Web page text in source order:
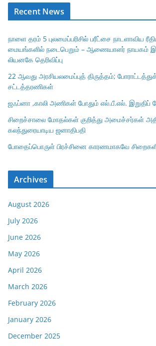
Recent News
நாளை தரம் 5 புலமைப்பரிசில் பரீட்சை நாடளாவிய
மையங்களில் நடைபெறும் – ஆணையாளர் நாயகம்
லியனகே தெரிவிப்பு
22 ஆவது அரசியலமைப்புத் திருத்தம்;
சட்டத்தரணிகள்
ஜஃப்னா ,காலி அணிகள் போதும் எல்.பீ.எல். இறுதிப்
சிறைச்சாலை மோதல்கள் குறித்து அமைச்சர்கள்
கலந்துரையாடிய ஜனாதிபதி
போதைப்பொருள் பிரச்சினை காரணமாகவே
Archives
August 2026
July 2026
June 2026
May 2026
April 2026
March 2026
February 2026
January 2026
December 2025